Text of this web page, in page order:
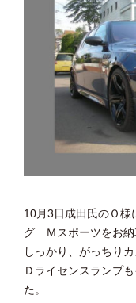
10月3日成田氏のＯ
グ Ｍスポーツをお納
しっかり、がっちり
Ｄライセンスランプ
た。